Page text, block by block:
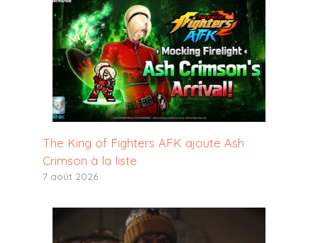
The King of Fighters AFK ajoute Ash
Crimson à la liste
7 août 2026